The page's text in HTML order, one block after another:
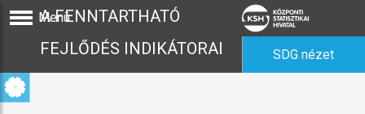
Menü
A FENNTARTHATÓ
FEJLŐDÉS INDIKÁTORAI
SDG nézet